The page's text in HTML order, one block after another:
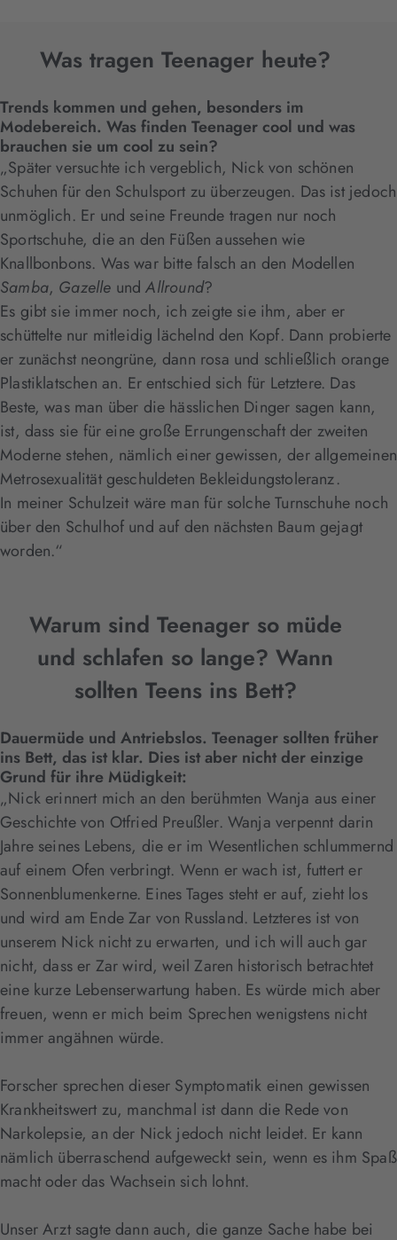
Was tragen Teenager heute?
Trends kommen und gehen, besonders im
Modebereich. Was finden Teenager cool und was
brauchen sie um cool zu sein?
„Später versuchte ich vergeblich, Nick von schönen
Schuhen für den Schulsport zu überzeugen. Das ist jedoch
unmöglich. Er und seine Freunde tragen nur noch
Sportschuhe, die an den Füßen aussehen wie
Knallbonbons. Was war bitte falsch an den Modellen
Samba, Gazelle undAllround?
Es gibt sie immer noch, ich zeigte sie ihm, aber er
schüttelte nur mitleidig lächelnd den Kopf. Dann probierte
er zunächst neongrüne, dann rosa und schließlich orange
Plastiklatschen an. Er entschied sich für Letztere. Das
Beste, was man über die hässlichen Dinger sagen kann,
ist, dass sie für eine große Errungenschaft der zweiten
Moderne stehen, nämlich einer gewissen, der allgemeinen
Metrosexualität geschuldeten Bekleidungstoleranz.
In meiner Schulzeit wäre man für solche Turnschuhe noch
über den Schulhof und auf den nächsten Baum gejagt
worden.“
Warum sind Teenager so müde
und schlafen so lange? Wann
sollten Teens ins Bett?
Dauermüde und Antriebslos. Teenager sollten früher
ins Bett, das ist klar. Dies ist aber nicht der einzige
Grund für ihre Müdigkeit:
„Nick erinnert mich an den berühmten Wanja aus einer
Geschichte von Otfried Preußler. Wanja verpennt darin
Jahre seines Lebens, die er im Wesentlichen schlummernd
auf einem Ofen verbringt. Wenn er wach ist, futtert er
Sonnenblumenkerne. Eines Tages steht er auf, zieht los
und wird am Ende Zar von Russland. Letzteres ist von
unserem Nick nicht zu erwarten, und ich will auch gar
nicht, dass er Zar wird, weil Zaren historisch betrachtet
eine kurze Lebenserwartung haben. Es würde mich aber
freuen, wenn er mich beim Sprechen wenigstens nicht
immer angähnen würde.
Forscher sprechen dieser Symptomatik einen gewissen
Krankheitswert zu, manchmal ist dann die Rede von
Narkolepsie, an der Nick jedoch nicht leidet. Er kann
nämlich überraschend aufgeweckt sein, wenn es ihm Spaß
macht oder das Wachsein sich lohnt.
Unser Arzt sagte dann auch, die ganze Sache habe bei